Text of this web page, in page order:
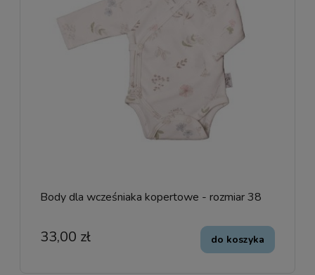
Body dla wcześniaka kopertowe - rozmiar 38
33,00 zł do koszyka